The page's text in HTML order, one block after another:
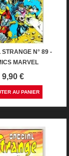
N° 89 -
MARVEL
Prix
9,90 €
AU PANIER